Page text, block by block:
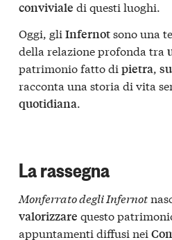
conviviale di questi luoghi.
Oggi, gli Infernotsono una
della relazione profonda tra
patrimonio fatto di pietra,
racconta una storia di vita
quotidiana.
La rassegna
Monferrato degli Infernot
valorizzare questo
appuntamenti diffusi nei